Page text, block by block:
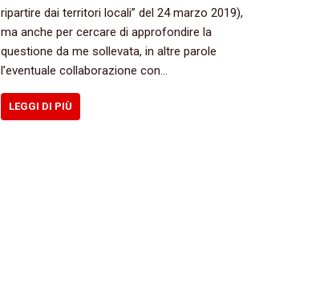
ripartire dai territori locali” del 24 marzo 2019),
ma anche per cercare di approfondire la
questione da me sollevata, in altre parole
l’eventuale collaborazione con…
LEGGI DI PIÙ